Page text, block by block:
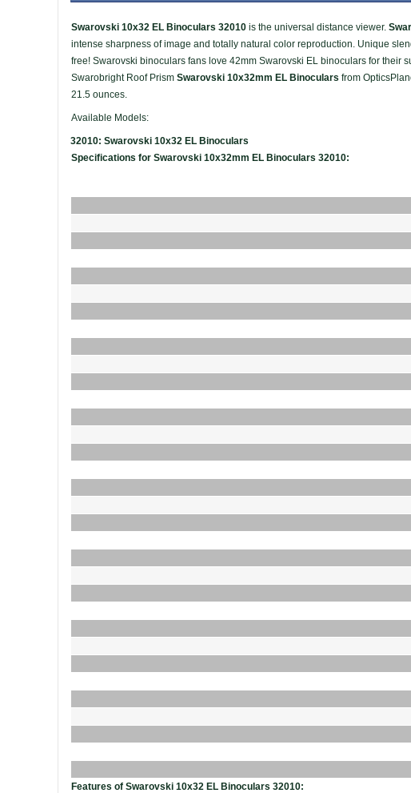
Swarovski 10x32 EL Binoculars 32010 is the universal distance viewer.
intense sharpness of image and totally natural color reproduction. Unique
free! Swarovski binoculars fans love 42mm Swarovski EL binoculars for their
Swarobright Roof Prism Swarovski 10x32mm EL Binoculars from
21.5 ounces.
Available Models:
32010: Swarovski 10x32 EL Binoculars
Specifications for Swarovski 10x32mm EL Binoculars 32010:
Features of Swarovski 10x32 EL Binoculars 32010: